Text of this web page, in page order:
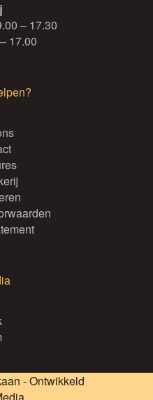
– 17.30
17.00
- Ontwikkeld